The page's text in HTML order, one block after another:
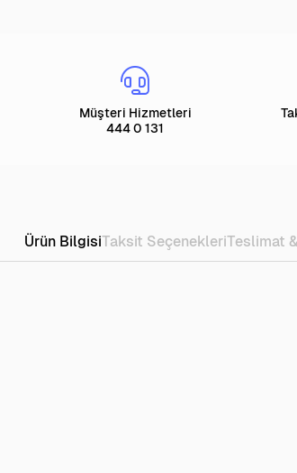
Müşteri Hizmetleri
444 0 131
Ürün BilgisiTaksit SeçenekleriTeslimat